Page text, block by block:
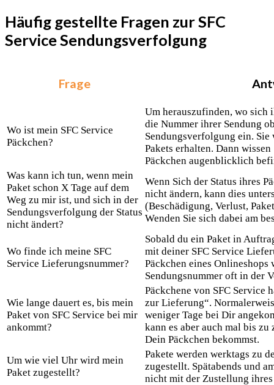
Häufig gestellte Fragen zur SFC
Service Sendungsverfolgung
Frage
Wo ist mein SFC Service
Päckchen?
Um herauszufinden, wo sich
die Nummer ihrer Sendung
Sendungsverfolgung ein. Sie
Pakets erhalten. Dann
Päckchen augenblicklich
Was kann ich tun, wenn mein
Paket schon X Tage auf dem
Weg zu mir ist, und sich in der
Sendungsverfolgung der Status
nicht ändert?
Wenn Sich der Status ihres
nicht ändern, kann dies
(Beschädigung, Verlust,
Wenden Sie sich dabei am
Wo finde ich meine SFC
Service Lieferungsnummer?
Sobald du ein Paket in
mit deiner SFC Service
Päckchen eines Onlineshops
Sendungsnummer oft in der
Wie lange dauert es, bis mein
Paket von SFC Service bei mir
ankommt?
Päckchene von SFC Service
zur Lieferung“.
weniger Tage bei Dir
kann es aber auch mal bis
Dein Päckchen bekommst.
Um wie viel Uhr wird mein
Paket zugestellt?
Pakete werden werktags zu
zugestellt. Spätabends und
nicht mit der Zustellung ihres